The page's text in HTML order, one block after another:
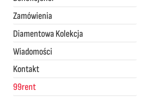
Zamówienia
Diamentowa Kolekcja
Wiadomości
Kontakt
99rent